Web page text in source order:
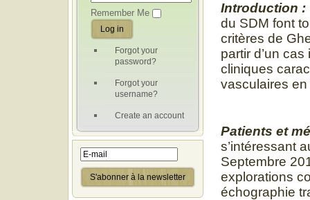
Remember Me
Forgot your
password?
Forgot your
username?
Create an account
Introduction :
du SDM font
critères de
partir d’un
cliniques
vasculaires en
Patients et
s’intéressant
Septembre
explorations
échographie